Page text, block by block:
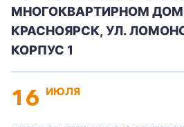
МНОГОКВАРТИРНОМ
КРАСНОЯРСК, УЛ.
КОРПУС 1
16 ИЮЛЯ